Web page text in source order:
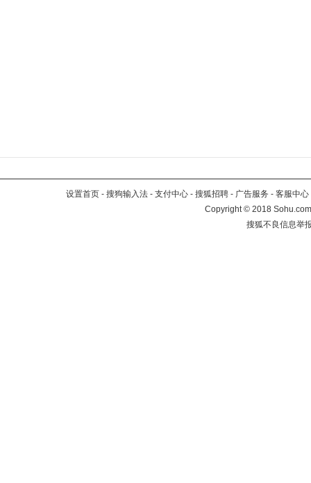
设置首页 - 搜狗输入法 - 支付中心 - 搜狐招聘 - 广告服务 - 客服中心
Copyright©2018
搜狐不良信息举